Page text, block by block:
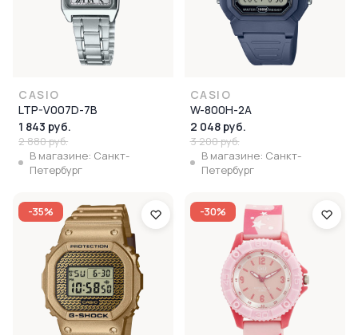
CASIO
LTP-V007D-7B
1 843 руб.
2 880 руб.
В магазине: Санкт-
Петербург
CASIO
W-800H-2A
2 048 руб.
3 200 руб.
В магазине: Санкт-
Петербург
-35% -30%